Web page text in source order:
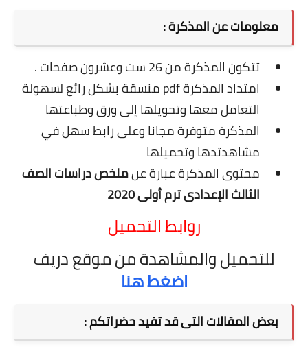
معلومات عن المذكرة :
تتكون المذكرة من 26 ست وعشرون صفحات .
امتداد المذكرة pdf منسقة بشكل رائع لسهولة
التعامل معها وتحويلها إلى ورق وطباعتها
المذكرة متوفرة مجانا وعلى رابط سهل في
مشاهدتدها وتحميلها
محتوى المذكرة عبارة عنملخص دراسات الصف
الثالث الإعدادى ترم أولى 2020
روابط التحميل
للتحميل والمشاهدة من موقع دريف
اضغط هنا
بعض المقالات التى قد تفيد حضراتكم :